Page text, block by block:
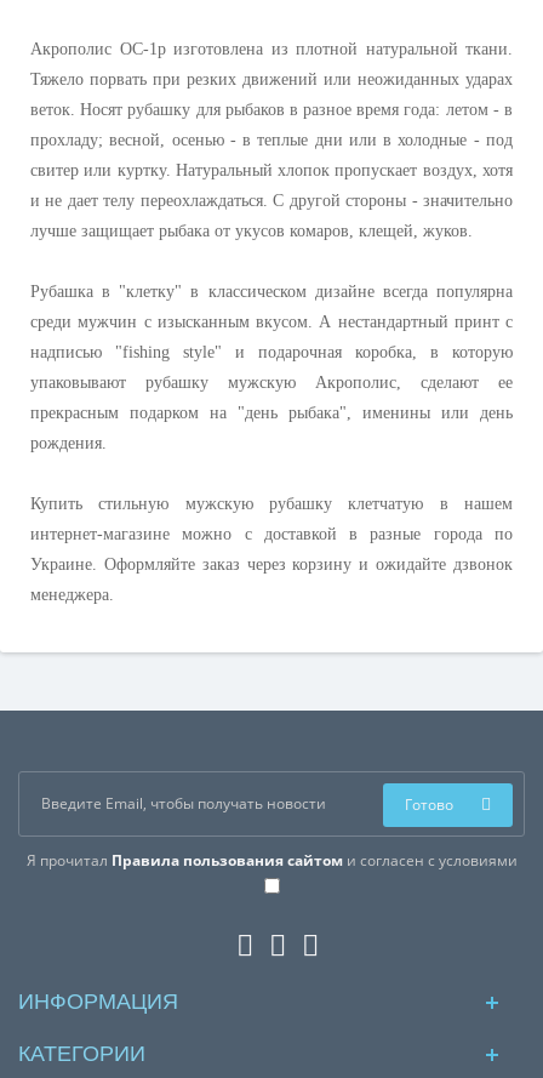
Акрополис ОС-1р изготовлена ​​из плотной натуральной ткани.
Тяжело порвать при резких движений или неожиданных ударах
веток. Носят рубашку для рыбаков в разное время года: летом - в
прохладу; весной, осенью - в теплые дни или в холодные - под
свитер или куртку. Натуральный хлопок пропускает воздух, хотя
и не дает телу переохлаждаться. С другой стороны - значительно
лучше защищает рыбака от укусов комаров, клещей, жуков.
Рубашка в "клетку" в классическом дизайне всегда популярна
среди мужчин с изысканным вкусом. А нестандартный принт с
надписью "fishing style" и подарочная коробка, в которую
упаковывают рубашку мужскую Акрополис, сделают ее
прекрасным подарком на "день рыбака", именины или день
рождения.
Купить стильную мужскую рубашку клетчатую в нашем
интернет-магазине можно с доставкой в ​​разные города по
Украине. Оформляйте заказ через корзину и ожидайте дзвонок
менеджера.
Я прочитал Правила пользования сайтоми согласен с условиями
Готово
ИНФОРМАЦИЯ
КАТЕГОРИИ